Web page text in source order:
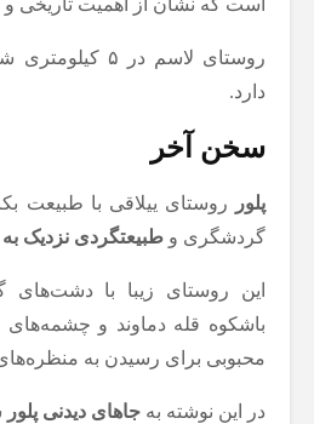
روستای لاسم در
دارد.
سخن آخر
پلور
روستای ییلاقی با طبیعت
گردشگری و طبیعتگردی نزدیک به
این روستای زیبا با
باشکوه قله دماوند و
محبوبی برای رسیدن به
در این نوشته به جاهای دیدنی پلور